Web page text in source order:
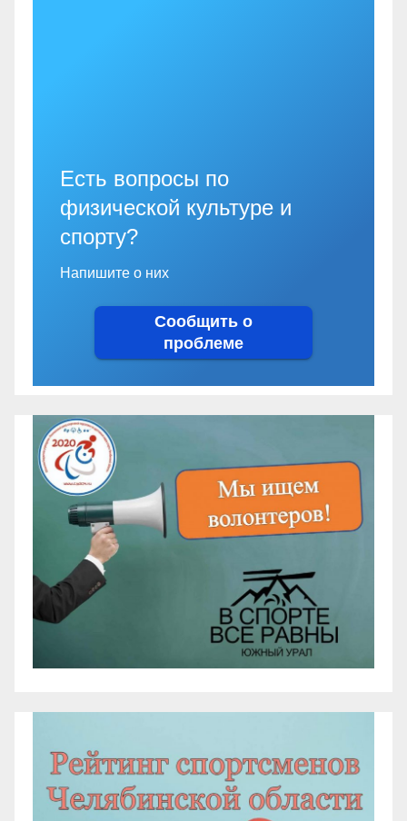
Есть вопросы по
физической культуре и
спорту?
Напишите о них
Сообщить о
проблеме